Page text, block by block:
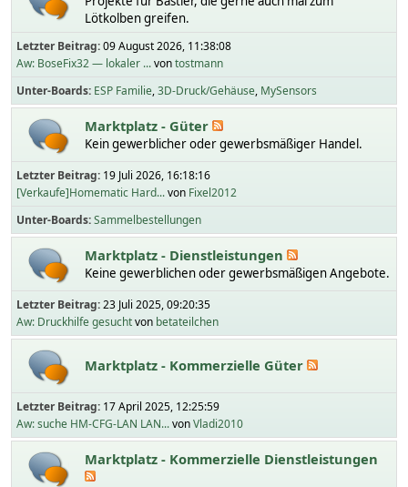
Lötkolben greifen.
Letzter Beitrag:09 August 2026, 11:38:08
Aw: BoseFix32 — lokaler ...vontostmann
Unter-Boards ESP Familie 3D-Druck/Gehäuse MySensors
Marktplatz - Güter
Kein gewerblicher oder gewerbsmäßiger Handel.
Letzter Beitrag: 19 Juli 2026, 16:18:16
[Verkaufe]Homematic Hard...von Fixel2012
Unter-Boards Sammelbestellungen
Marktplatz - Dienstleistungen
Keine gewerblichen oder gewerbsmäßigen Angebote.
Letzter Beitrag:23 Juli 2025, 09:20:35
Aw: Druckhilfe gesuchtvon betateilchen
Marktplatz - Kommerzielle Güter
Letzter Beitrag: 17 April 2025, 12:25:59
Aw: suche HM-CFG-LAN LAN...vonVladi2010
Marktplatz - Kommerzielle Dienstleistungen